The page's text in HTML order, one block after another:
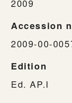
2009
Accession
2009-00-
Edition
Ed. AP.I